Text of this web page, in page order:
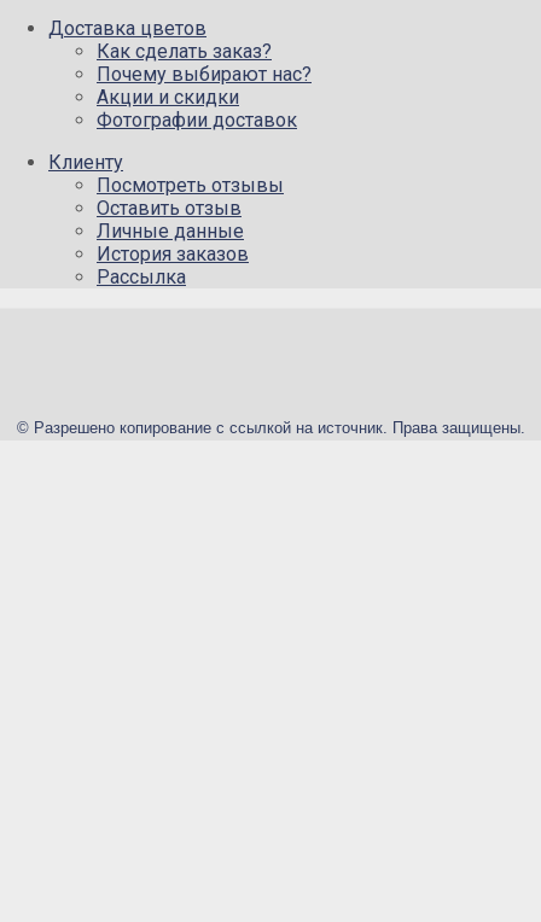
Доставка цветов
Как сделать заказ?
Почему выбирают нас?
Акции и скидки
Фотографии доставок
Клиенту
Посмотреть отзывы
Оставить отзыв
Личные данные
История заказов
Рассылка
© Разрешено копирование с ссылкой на источник. Права защищены.